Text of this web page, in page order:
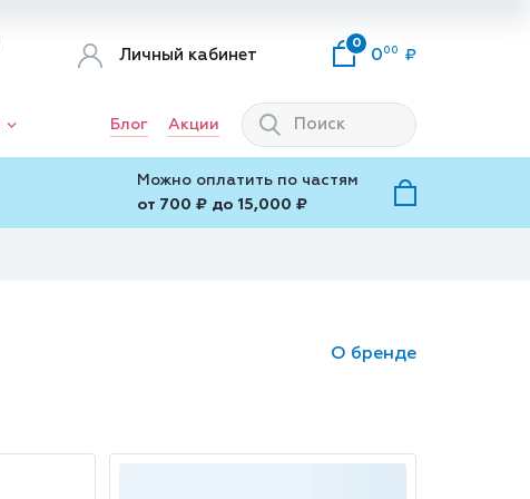
Личный кабинет
0
0 00
Блог Акции
Можно оплатить по частям
от 700 ₽ до 15,000 ₽
О бренде